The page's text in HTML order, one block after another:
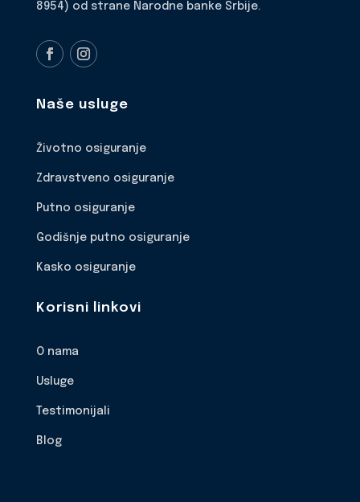
8954) od strane Narodne banke Srbije.
Naše usluge
Životno osiguranje
Zdravstveno osiguranje
Putno osiguranje
Godišnje putno osiguranje
Kasko osiguranje
Korisni linkovi
O nama
Usluge
Testimonijali
Blog